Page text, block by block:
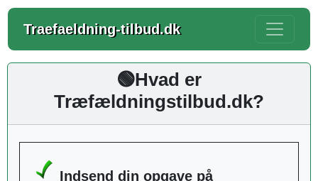
Traefaeldning-tilbud.dk
🟢Hvad er
Træfældningstilbud.dk?
Indsend din opgave på